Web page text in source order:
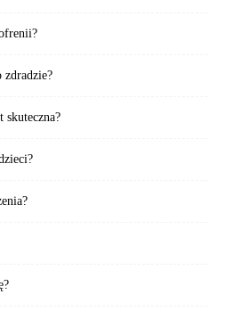
zdradzie?
skuteczna?